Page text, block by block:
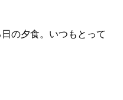
の夕食。いつもとって